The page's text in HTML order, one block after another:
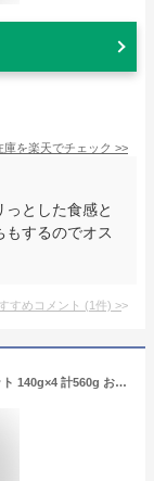
庫を楽天でチェック >>
とした食感と
するのでオス
すめコメント (1件) >
ハニーロースト 黒トリュフ ピーナッツ 4個セット 140g×4 計560g おつまみ ナッツ 豆菓子 甘じょっぱい 黒トリュフ風味 お酒のお供 おやつ おつまみギフト